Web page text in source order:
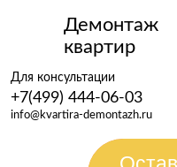
Демонтаж
квартир
Для консультации
+7(499) 444-06-03
info@kvartira-demontazh.ru